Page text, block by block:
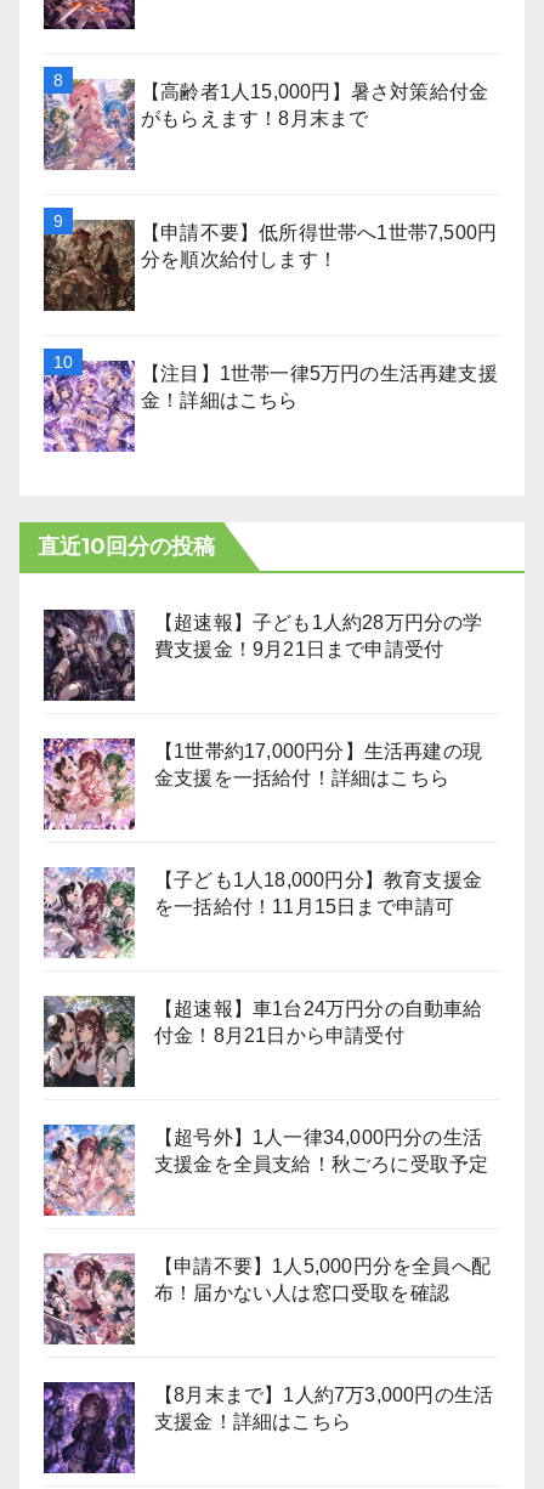
【高齢者1人15,000円】暑さ対策給付金
がもらえます！8月末まで
【申請不要】低所得世帯へ1世帯7,500円
分を順次給付します！
【注目】1世帯一律5万円の生活再建支援
金！詳細はこちら
直近10回分の投稿
【超速報】子ども1人約28万円分の学
費支援金！9月21日まで申請受付
【1世帯約17,000円分】生活再建の現
金支援を一括給付！詳細はこちら
【子ども1人18,000円分】教育支援金
を一括給付！11月15日まで申請可
【超速報】車1台24万円分の自動車給
付金！8月21日から申請受付
【超号外】1人一律34,000円分の生活
支援金を全員支給！秋ごろに受取予定
【申請不要】1人5,000円分を全員へ配
布！届かない人は窓口受取を確認
【8月末まで】1人約7万3,000円の生活
支援金！詳細はこちら